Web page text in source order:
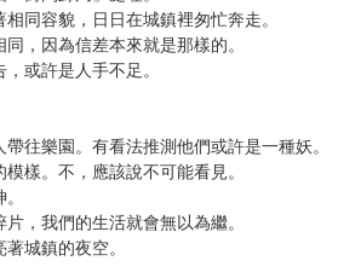
《暗天街》系列完結篇！
生。不少地區都成了沒有法律和秩序的魔
、娛樂區一帶總是熱鬧非凡。
奇怪。即使如此，人們仍舊在此起居度日。
壽萬郵局」處理。